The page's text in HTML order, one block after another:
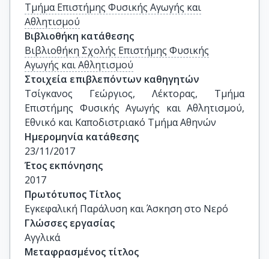
Τμήμα Επιστήμης Φυσικής Αγωγής και
Αθλητισμού
Βιβλιοθήκη κατάθεσης
Βιβλιοθήκη Σχολής Επιστήμης Φυσικής
Αγωγής και Αθλητισμού
Στοιχεία επιβλεπόντων καθηγητών
Τσίγκανος Γεώργιος, Λέκτορας, Τμήμα
Επιστήμης Φυσικής Αγωγής και Αθλητισμού,
Εθνικό και Καποδιστριακό Τμήμα Αθηνών
Ημερομηνία κατάθεσης
23/11/2017
Έτος εκπόνησης
2017
Πρωτότυπος Τίτλος
Εγκεφαλική Παράλυση και Άσκηση στο Νερό
Γλώσσες εργασίας
Αγγλικά
Μεταφρασμένος τίτλος